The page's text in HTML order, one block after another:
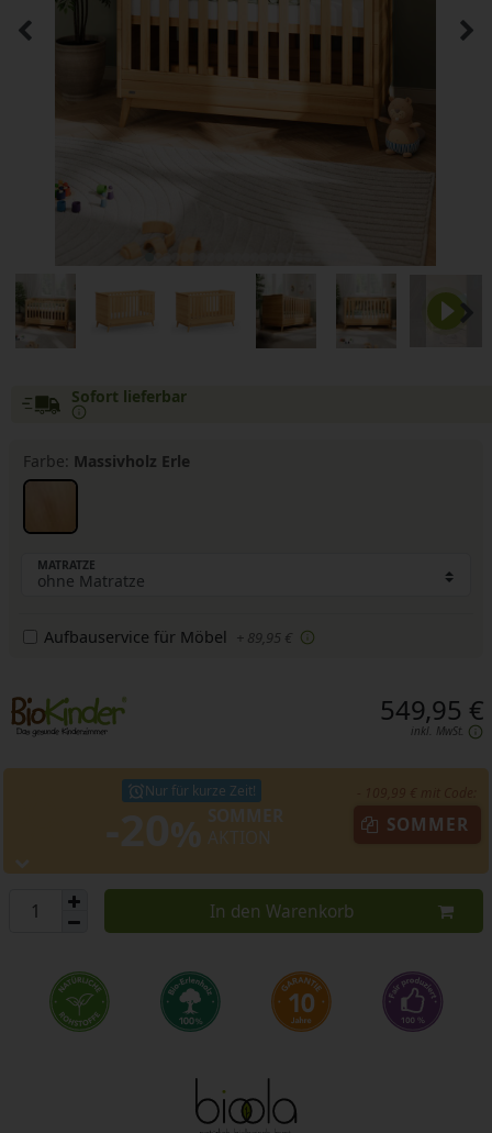
Sofort lieferbar
Farbe: Massivholz Erle
MATRATZE
Aufbauservice für Möbel + 89,95 €
549,95 €
inkl. MwSt.
Nur für kurze Zeit!
SOMMER
In den Warenkorb